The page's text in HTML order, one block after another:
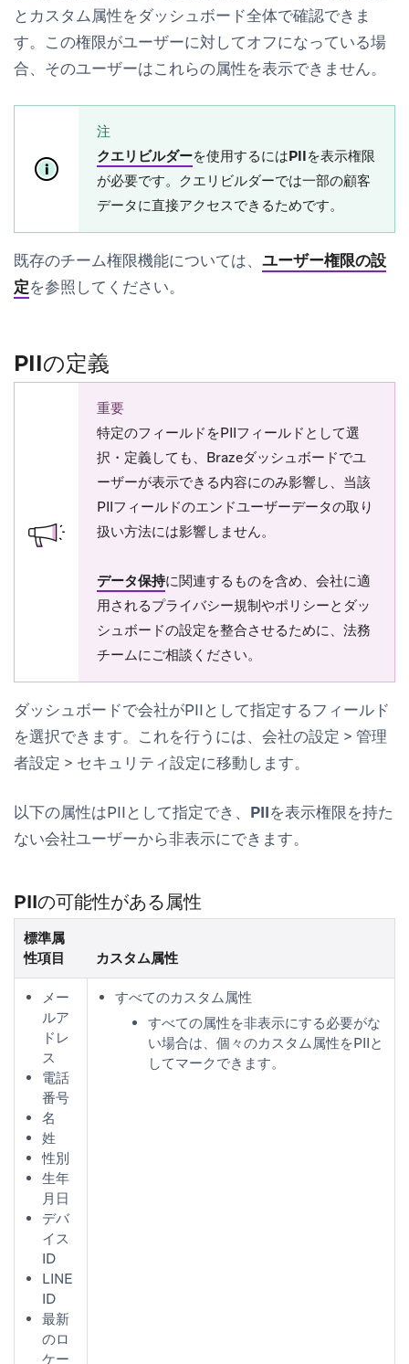
とカスタム属性をダッシュボード全体で確認できま
す。この権限がユーザーに対してオフになっている場
合、そのユーザーはこれらの属性を表示できません。
注
クエリビルダーを使用するにはPIIを表示権限
が必要です。クエリビルダーでは一部の顧客
データに直接アクセスできるためです。
既存のチーム権限機能については、 ユーザー権限の設
定を参照してください。
PIIの定義
重要
特定のフィールドをPIIフィールドとして選
択・定義しても、Brazeダッシュボードでユ
ーザーが表示できる内容にのみ影響し、当該
PIIフィールドのエンドユーザーデータの取り
扱い方法には影響しません。
データ保持に関連するものを含め、会社に適
用されるプライバシー規制やポリシーとダッ
シュボードの設定を整合させるために、法務
チームにご相談ください。
ダッシュボードで会社がPIIとして指定するフィールド
を選択できます。これを行うには、 会社の設定 > 管理
者設定 > セキュリティ設定に移動します。
以下の属性はPIIとして指定でき、 PIIを表示権限を持た
ない会社ユーザーから非表示にできます。
PIIの可能性がある属性
標準属
性項目
カスタム属性
メー
ルア
ドレ
ス
電話
番号
名
姓
性別
生年
月日
デバ
イス
ID
LINE
ID
最新
のロ
ケー
すべてのカスタム属性
すべての属性を非表示にする必要がな
い場合は、個々のカスタム属性をPIIと
してマークできます。